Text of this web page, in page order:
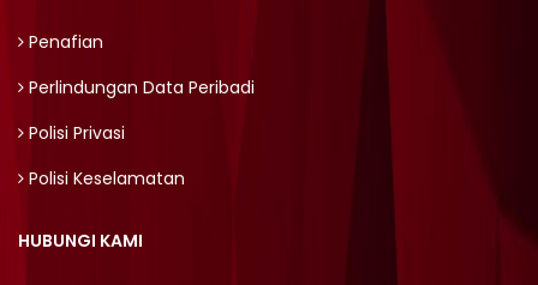
Penafian
Perlindungan Data Peribadi
Polisi Privasi
Polisi Keselamatan
HUBUNGI KAMI